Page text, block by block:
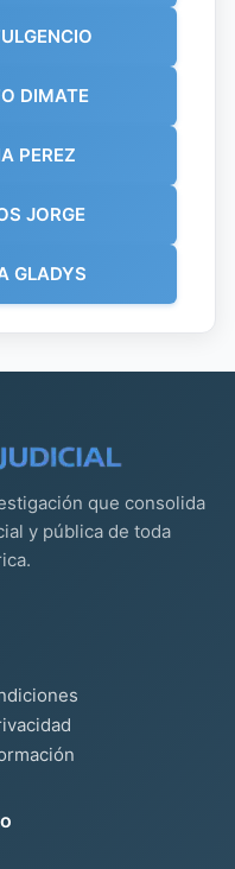
DIMATE
PEREZ
JORGE
GLADYS
que consolida
y pública de toda